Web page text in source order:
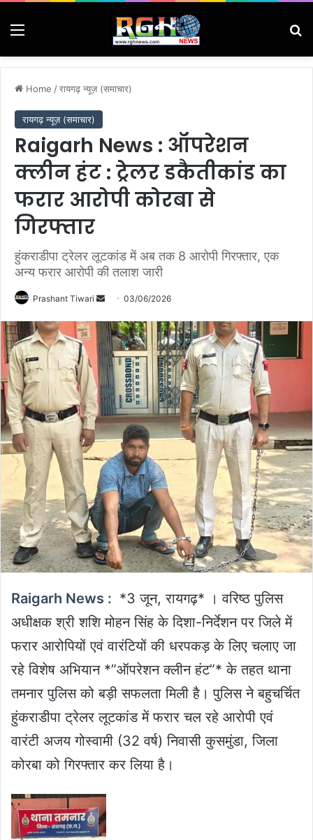
Menu
Home /रायगढ़ न्यूज़ (समाचार)
रायगढ़ न्यूज़ (समाचार)
Raigarh News : ऑपरेशन
क्लीन हंट : ट्रेलर डकैतीकांड का
फरार आरोपी कोरबा से
गिरफ्तार
हुंकराडीपा ट्रेलर लूटकांड में अब तक 8 आरोपी गिरफ्तार, एक
अन्य फरार आरोपी की तलाश जारी
Prashant Tiwari
Send
email
03/06/2026
Raigarh News : *3 जून, रायगढ़* । वरिष्ठ पुलिस
अधीक्षक श्री शशि मोहन सिंह के दिशा-निर्देशन पर जिले में
फरार आरोपियों एवं वारंटियों की धरपकड़ के लिए चलाए जा
रहे विशेष अभियान *”ऑपरेशन क्लीन हंट”* के तहत थाना
तमनार पुलिस को बड़ी सफलता मिली है। पुलिस ने बहुचर्चित
हुंकराडीपा ट्रेलर लूटकांड में फरार चल रहे आरोपी एवं
वारंटी अजय गोस्वामी (32 वर्ष) निवासी कुसमुंडा, जिला
कोरबा को गिरफ्तार कर लिया है।